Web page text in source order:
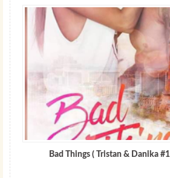
Bad Things ( Tristan & Danika